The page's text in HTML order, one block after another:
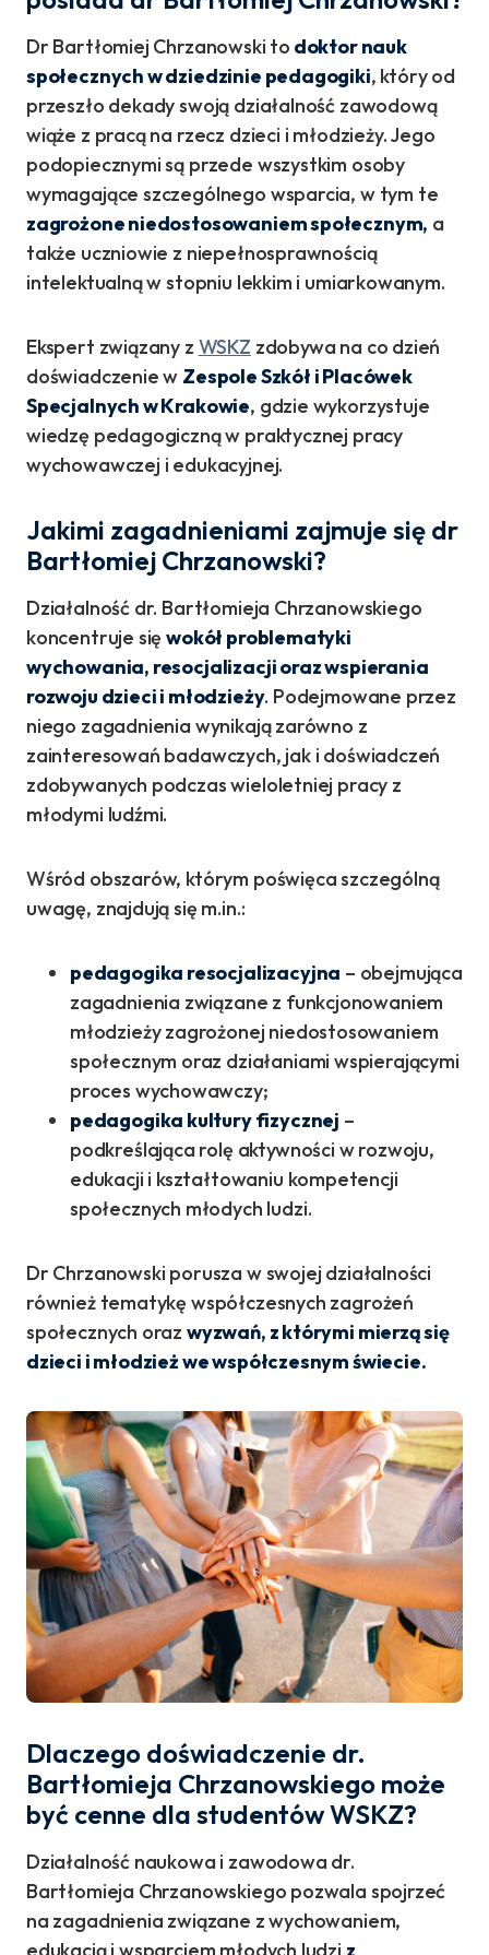
Dr Bartłomiej Chrzanowski to doktor nauk
społecznych w dziedzinie pedagogiki, który od
przeszło dekady swoją działalność zawodową
wiąże z pracą na rzecz dzieci i młodzieży. Jego
podopiecznymi są przede wszystkim osoby
wymagające szczególnego wsparcia, w tym te
zagrożone niedostosowaniem społecznym, a
także uczniowie z niepełnosprawnością
intelektualną w stopniu lekkim i umiarkowanym.
Ekspert związany z WSKZ zdobywa na co dzień
doświadczenie w Zespole Szkół i Placówek
Specjalnych w Krakowie, gdzie wykorzystuje
wiedzę pedagogiczną w praktycznej pracy
wychowawczej i edukacyjnej.
Jakimi zagadnieniami zajmuje się dr
Bartłomiej Chrzanowski?
Działalność dr. Bartłomieja Chrzanowskiego
koncentruje sięwokół problematyki
wychowania, resocjalizacji oraz wspierania
rozwoju dzieci i młodzieży. Podejmowane przez
niego zagadnienia wynikają zarówno z
zainteresowań badawczych, jak i doświadczeń
zdobywanych podczas wieloletniej pracy z
młodymi ludźmi.
Wśród obszarów, którym poświęca szczególną
uwagę, znajdują się m.in.:
pedagogika resocjalizacyjna – obejmująca
zagadnienia związane z funkcjonowaniem
młodzieży zagrożonej niedostosowaniem
społecznym oraz działaniami wspierającymi
proces wychowawczy;
pedagogika kultury fizycznej –
podkreślająca rolę aktywności w rozwoju,
edukacji i kształtowaniu kompetencji
społecznych młodych ludzi.
Dr Chrzanowski porusza w swojej działalności
również tematykę współczesnych zagrożeń
społecznych oraz wyzwań, z którymi mierzą się
dzieci i młodzież we współczesnym świecie.
Dlaczego doświadczenie dr.
Bartłomieja Chrzanowskiego może
być cenne dla studentów WSKZ?
Działalność naukowa i zawodowa dr.
Bartłomieja Chrzanowskiego pozwala spojrzeć
na zagadnienia związane z wychowaniem,